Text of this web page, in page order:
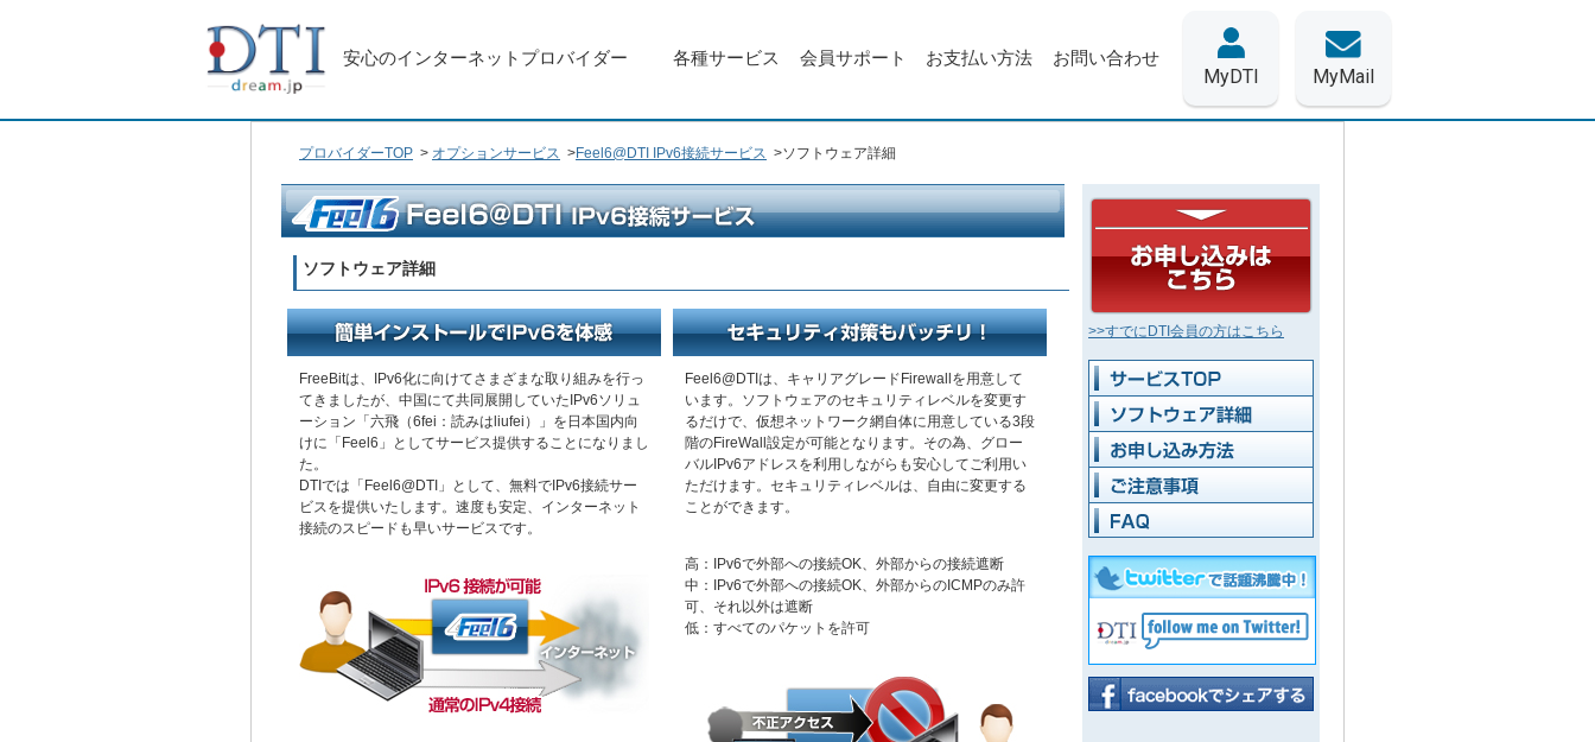
安心のインターネットプロバイダー 各種サービス 会員サポート お支払い方法 お問い合わせ
MyDTI MyMail
プロバイダーTOP > オプションサービス >Feel6@DTI IPv6接続サービス >ソフトウェア詳細
ソフトウェア詳細
FreeBitは、IPv6化に向けてさまざまな取り組みを行っ
てきましたが、中国にて共同展開していたIPv6ソリュ
ーション「六飛（6fei：読みはliufei）」を日本国内向
けに「Feel6」としてサービス提供することになりまし
た。
DTIでは「Feel6@DTI」として、無料でIPv6接続サー
ビスを提供いたします。速度も安定、インターネット
接続のスピードも早いサービスです。
Feel6@DTIは、キャリアグレードFirewallを用意して
います。ソフトウェアのセキュリティレベルを変更す
るだけで、仮想ネットワーク網自体に用意している3段
階のFireWall設定が可能となります。その為、グロー
バルIPv6アドレスを利用しながらも安心してご利用い
ただけます。セキュリティレベルは、自由に変更する
ことができます。
高：IPv6で外部への接続OK、外部からの接続遮断
中：IPv6で外部への接続OK、外部からのICMPのみ許
可、それ以外は遮断
低：すべてのパケットを許可
>>すでにDTI会員の方はこちら